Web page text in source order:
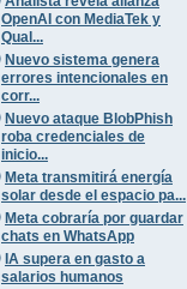
OpenAI con MediaTek y
Qual...
Nuevo sistema genera
errores intencionales en
corr...
Nuevo ataque BlobPhish
roba credenciales de
inicio...
Meta transmitirá energía
solar desde el espacio pa...
Meta cobraría por guardar
chats en WhatsApp
IA supera en gasto a
salarios humanos